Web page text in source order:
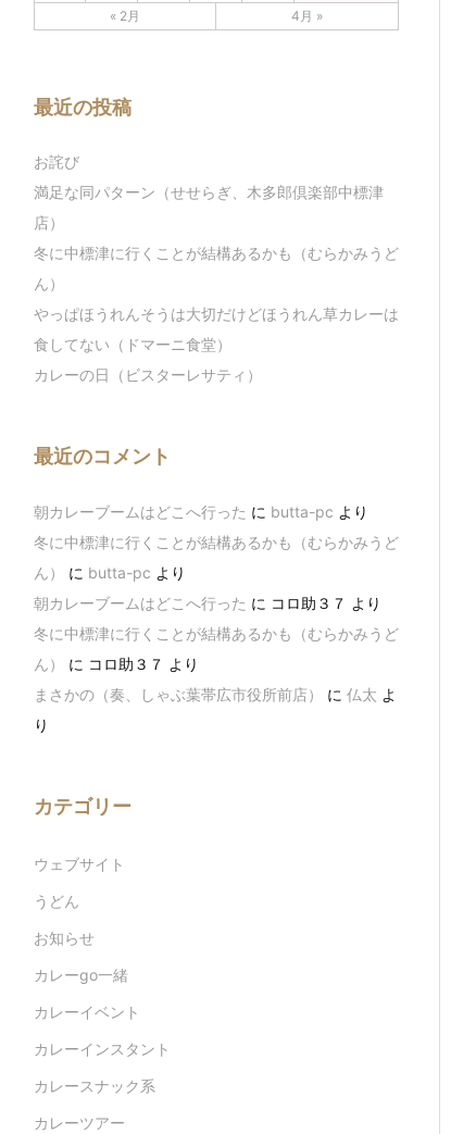
« 2月
4月 »
最近の投稿
お詫び
満足な同パターン（せせらぎ、木多郎倶楽部中標津
店）
冬に中標津に行くことが結構あるかも（むらかみうど
ん）
やっぱほうれんそうは大切だけどほうれん草カレーは
食してない（ドマーニ食堂）
カレーの日（ビスターレサティ）
最近のコメント
朝カレーブームはどこへ行った に butta-pc より
冬に中標津に行くことが結構あるかも（むらかみうど
ん）
に butta-pc より
朝カレーブームはどこへ行った に コロ助３７ より
冬に中標津に行くことが結構あるかも（むらかみうど
ん）
に コロ助３７ より
まさかの（奏、しゃぶ葉帯広市役所前店）
に 仏太 よ
り
カテゴリー
ウェブサイト
うどん
お知らせ
カレーgo一緒
カレーイベント
カレーインスタント
カレースナック系
カレーツアー